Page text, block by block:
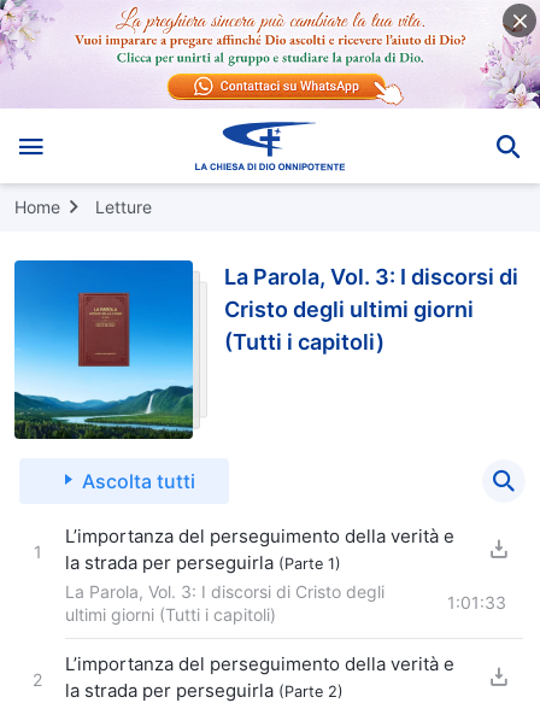
Home Letture
La Parola, Vol. 3: I discorsi di
Cristo degli ultimi giorni
(Tutti i capitoli)
Ascolta tutti
1
L’importanza del perseguimento della verità e
la strada per perseguirla (Parte 1)
La Parola, Vol. 3: I discorsi di Cristo degli
ultimi giorni (Tutti i capitoli)
1:01:33
2
L’importanza del perseguimento della verità e
la strada per perseguirla (Parte 2)